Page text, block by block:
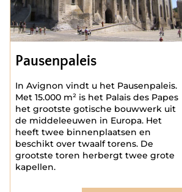
Pausenpaleis
In Avignon vindt u het Pausenpaleis.
Met 15.000 m² is het Palais des Papes
het grootste gotische bouwwerk uit
de middeleeuwen in Europa. Het
heeft twee binnenplaatsen en
beschikt over twaalf torens. De
grootste toren herbergt twee grote
kapellen.